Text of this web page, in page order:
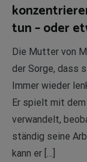
tun – oder
Die Mutter von
der Sorge, dass
Immer wieder
Er spielt mit
verwandelt,
ständig seine
kann er […]